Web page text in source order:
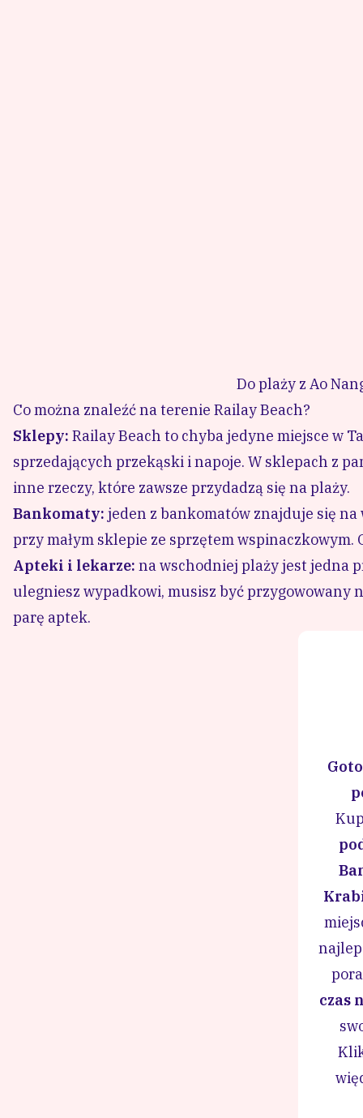
Do plaży z Ao
Co można znaleźć na terenie Railay Beach?
Sklepy: Railay Beach to chyba jedyne miejsce w
sprzedających przekąski i napoje. W sklepach z
inne rzeczy, które zawsze przydadzą się na plaży.
Bankomaty: jeden z bankomatów znajduje się
przy małym sklepie ze sprzętem wspinaczkowym.
Apteki i lekarze: na wschodniej plaży jest jedna
ulegniesz wypadkowi, musisz być przygowowany
parę aptek.
czas